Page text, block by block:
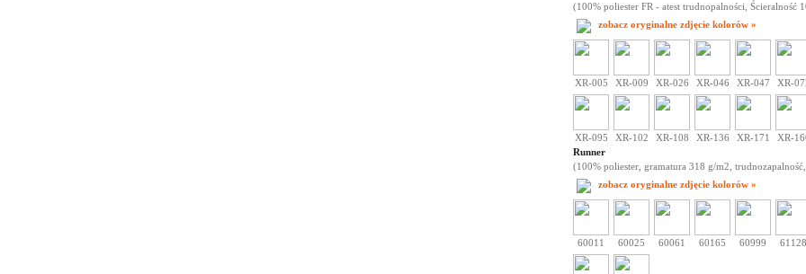
(100% poliester FR - atest trudnopalności, Ścieralność
zobacz oryginalne zdjęcie kolorów »
XR-005 XR-009 XR-026 XR-046 XR-047 XR-
XR-095 XR-102 XR-108 XR-136 XR-171
XR-
Runner
(100% poliester, gramatura 318 g/m2,
zobacz oryginalne zdjęcie kolorów »
60011 60025 60061 60165 60999 61128